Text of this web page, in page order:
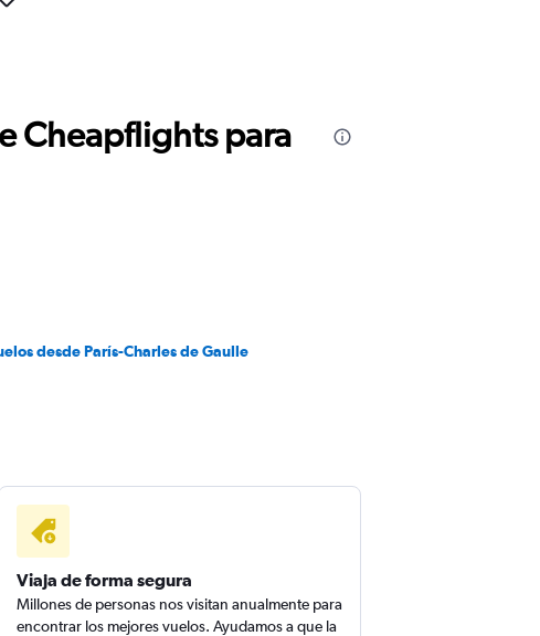
Cheapflights para
desde París-Charles de Gaulle
Viaja de forma segura
Millones de personas nos visitan anualmente para
encontrar los mejores vuelos. Ayudamos a que la